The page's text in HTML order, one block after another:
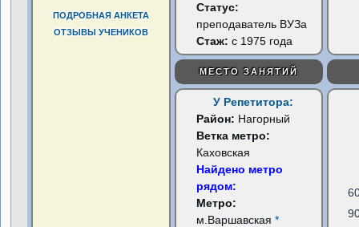
ПОДРОБНАЯ АНКЕТА
ОТЗЫВЫ УЧЕНИКОВ
Статус:
преподаватель ВУЗа
Стаж: с 1975 года
МЕСТО ЗАНЯТИЙ
У Репетитора:
Район: Нагорный
Ветка метро:
Каховская
Найдено метро
рядом:
Метро:
м.Варшавская*